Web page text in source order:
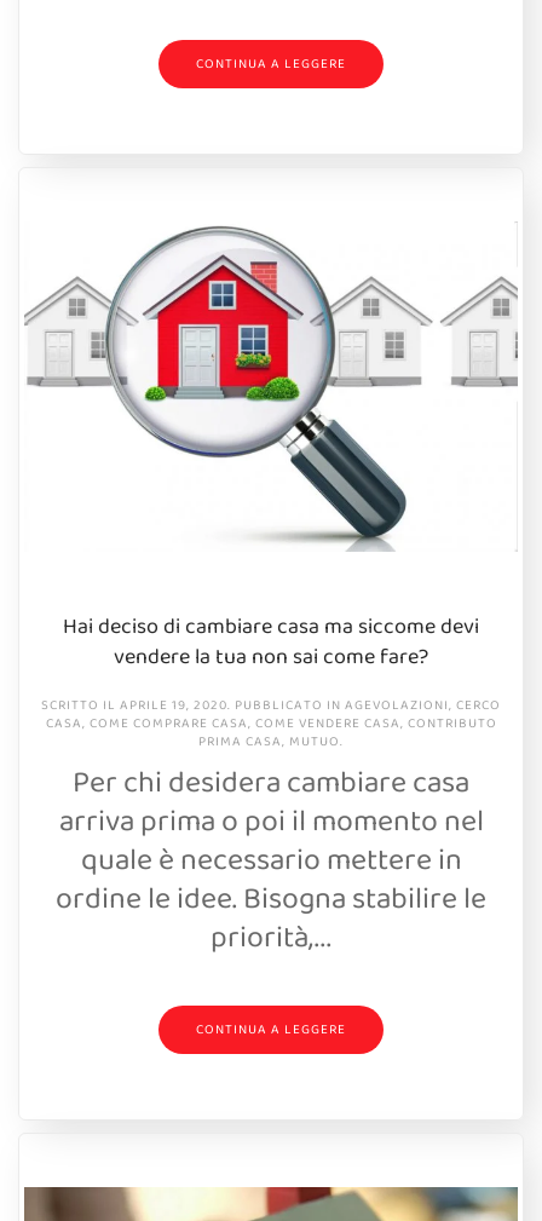
CONTINUA A LEGGERE
Hai deciso di cambiare casa ma siccome devi
vendere la tua non sai come fare?
SCRITTO IL APRILE 19, 2020. PUBBLICATO IN AGEVOLAZIONI, CERCO
CASA, COME COMPRARE CASA, COME VENDERE CASA, CONTRIBUTO
PRIMA CASA, MUTUO.
Per chi desidera cambiare casa
arriva prima o poi il momento nel
quale è necessario mettere in
ordine le idee. Bisogna stabilire le
priorità,...
CONTINUA A LEGGERE